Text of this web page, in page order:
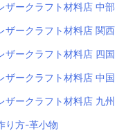
ザークラフト材料店 中部
ザークラフト材料店 関西
ザークラフト材料店 四国
ザークラフト材料店 中国
ザークラフト材料店 九州
り方-革小物